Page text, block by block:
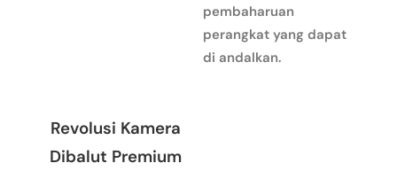
pembaharuan
perangkat yang dapat
di andalkan.
Revolusi Kamera
Dibalut Premium